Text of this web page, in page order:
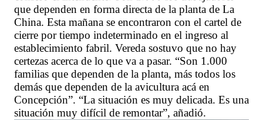
que dependen en forma directa de la planta de La
China. Esta mañana se encontraron con el cartel de
cierre por tiempo indeterminado en el ingreso al
establecimiento fabril. Vereda sostuvo que no hay
certezas acerca de lo que va a pasar. “Son 1.000
familias que dependen de la planta, más todos los
demás que dependen de la avicultura acá en
Concepción”. “La situación es muy delicada. Es una
situación muy difícil de remontar”, añadió.